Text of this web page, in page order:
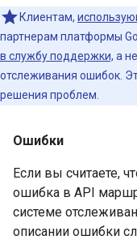
Клиентам,
партнерам платформы
в службу поддержки, а
отслеживания ошибок.
решения проблем.
Ошибки
Если вы считаете,
ошибка в API
системе
описании ошибки